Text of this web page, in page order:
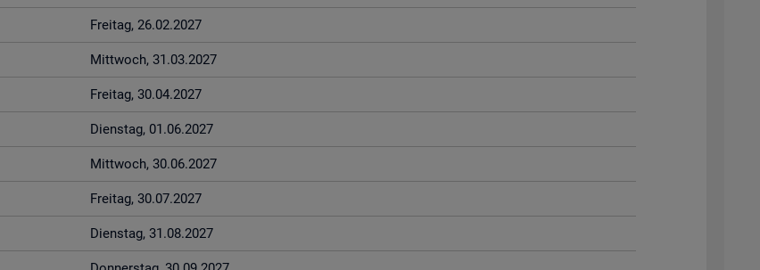
Frei­tag, 26.02.2027
Mitt­woch, 31.03.2027
Frei­tag, 30.04.2027
Diens­tag, 01.06.2027
Mitt­woch, 30.06.2027
Frei­tag, 30.07.2027
Diens­tag, 31.08.2027